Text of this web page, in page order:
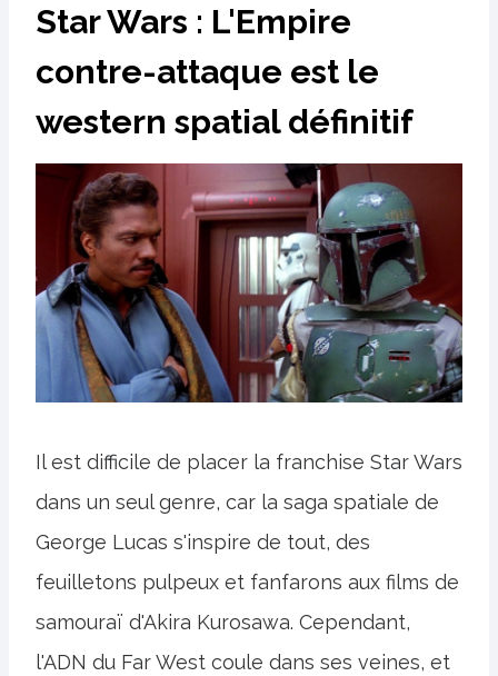
Star Wars : L'Empire
contre-attaque est le
western spatial définitif
Il est difficile de placer la franchise Star Wars
dans un seul genre, car la saga spatiale de
George Lucas s'inspire de tout, des
feuilletons pulpeux et fanfarons aux films de
samouraï d'Akira Kurosawa. Cependant,
l'ADN du Far West coule dans ses veines, et